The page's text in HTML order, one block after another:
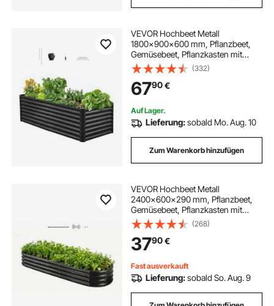
VEVOR Hochbeet Metall
1800x900x600 mm, Pflanzbeet,
Gemüsebeet, Pflanzkasten mit
offenem Boden & abgerundeten
Kanten, Blumenbeet, Kräuterbeet,
ideal für Gemüse, Blumen, Kräuter &
Sukkulenten
(332)
6790€
Auf Lager.
Lieferung:sobald Mo. Aug. 10
Zum Warenkorb hinzufügen
VEVOR Hochbeet Metall
2400x600x290 mm, Pflanzbeet,
Gemüsebeet, Pflanzkasten mit
offenem Boden & abgerundeten
Kanten, Blumenbeet, Kräuterbeet,
ideal für Gemüse, Blumen, Kräuter &
Sukkulenten, Oval
(268)
3790€
Fast ausverkauft
Lieferung:sobald So. Aug. 9